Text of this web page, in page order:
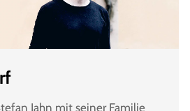
Jahn mit seiner Familie